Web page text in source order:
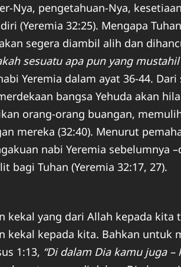
Nya, pengetahuan-Nya,
(Yeremia 32:25). Mengapa
segera diambil alih dan
sesuatu apa pun yang mustahil
Yeremia dalam ayat 36-44.
bangsa Yehuda akan
orang-orang buangan,
mereka (32:40). Menurut
nabi Yeremia sebelumnya
bagi Tuhan (Yeremia 32:17, 27).
kekal yang dari Allah kepada
kekal kepada kita. Bahkan untuk
1:13, “Di dalam Dia kamu juga